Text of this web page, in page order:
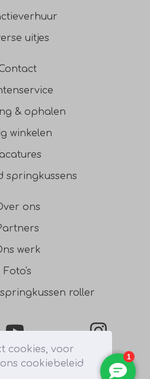
cookies, voor
cookiebeleid
uitjes
& ophalen
winkelen
springkussens
ons
werk
Foto's
roller